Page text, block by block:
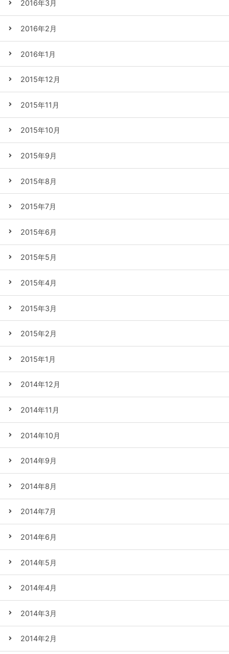
2016年3月
2016年2月
2016年1月
2015年12月
2015年11月
2015年10月
2015年9月
2015年8月
2015年7月
2015年6月
2015年5月
2015年4月
2015年3月
2015年2月
2015年1月
2014年12月
2014年11月
2014年10月
2014年9月
2014年8月
2014年7月
2014年6月
2014年5月
2014年4月
2014年3月
2014年2月